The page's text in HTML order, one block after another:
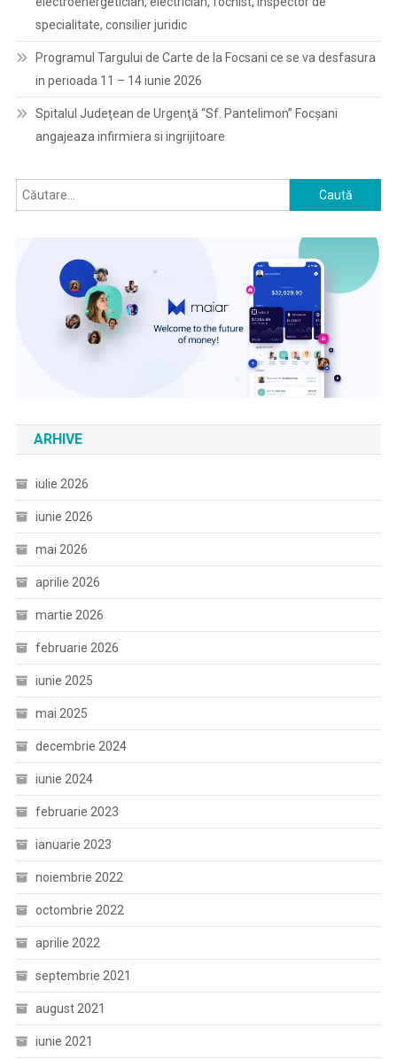
specialitate, consilier juridic
Programul Targului de Carte de la Focsani ce se va desfasura
in perioada 11 – 14 iunie 2026
Spitalul Judeţean de Urgenţă “Sf. Pantelimon” Focşani
angajeaza infirmiera si ingrijitoare
Caută
după:
ARHIVE
iulie 2026
iunie 2026
mai 2026
aprilie 2026
martie 2026
februarie 2026
iunie 2025
mai 2025
decembrie 2024
iunie 2024
februarie 2023
ianuarie 2023
noiembrie 2022
octombrie 2022
aprilie 2022
septembrie 2021
august 2021
iunie 2021